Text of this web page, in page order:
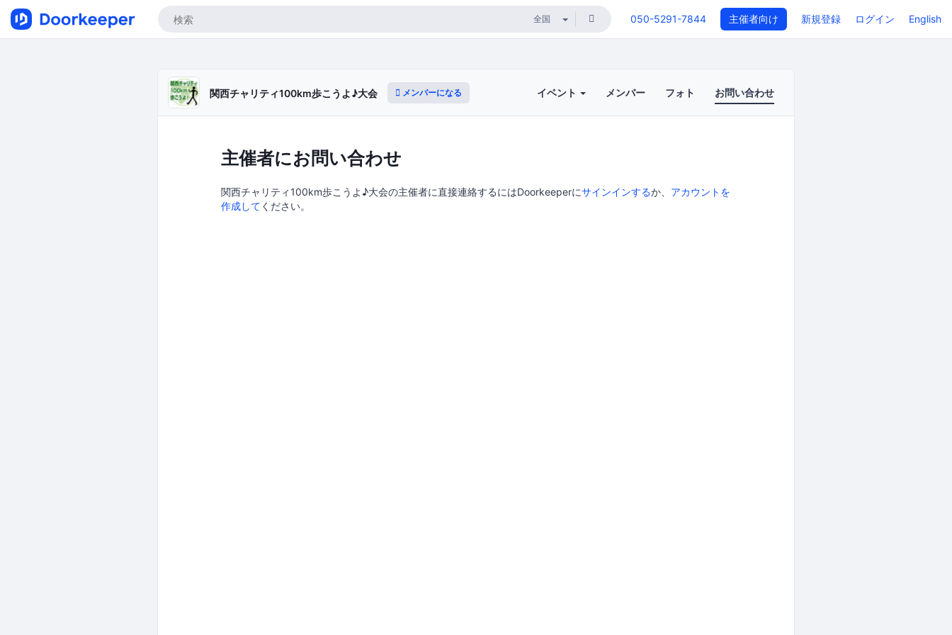
050-5291-7844 主催者向け 新規登録 ログイン English
関西チャリティ100km歩こうよ♪大会 メンバーになる イベント メンバー フォト お問い合わせ
主催者にお問い合わせ
関西チャリティ100km歩こうよ♪大会の主催者に直接連絡するにはDoorkeeperにサインインするか、 アカウントを
作成して ください。